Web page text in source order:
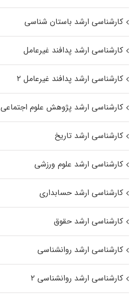
کارشناسی ارشد باستان شناسی
کارشناسی ارشد پدافند غیرعامل
کارشناسی ارشد پدافند غیرعامل ۲
کارشناسی ارشد پژوهش علوم اجتماعی
کارشناسی ارشد تاریخ
کارشناسی ارشد علوم ورزشی
کارشناسی ارشد حسابداری
کارشناسی ارشد حقوق
کارشناسی ارشد روانشناسی
کارشناسی ارشد روانشناسی ۲